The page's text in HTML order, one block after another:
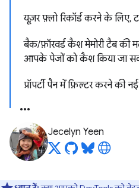
यूज़र फ़्लो रिकॉर्ड करने के लिए,
बैक/फ़ॉरवर्ड कैश मेमोरी टैब की
आपके पेजों को कैश किया जा
प्रॉपर्टी पैन में फ़िल्टर करने की
Jecelyn Yeen